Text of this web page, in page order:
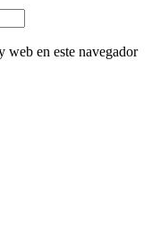
web en este navegador